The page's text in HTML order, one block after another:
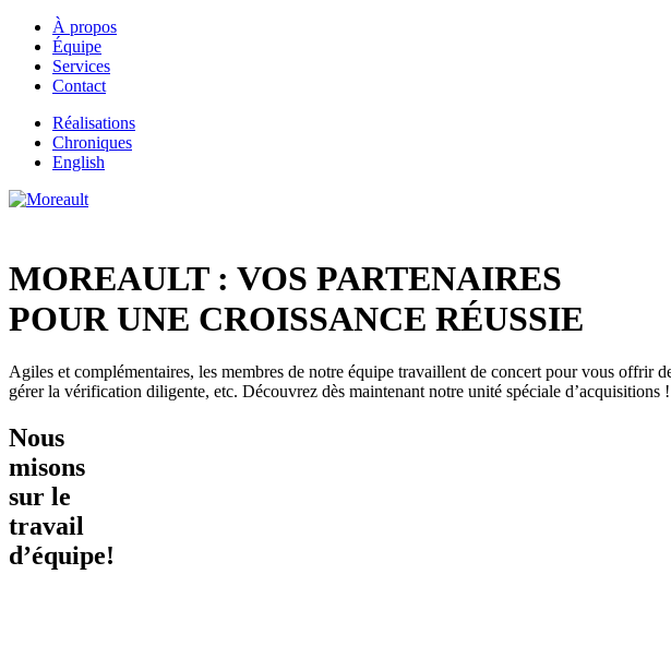
À propos
Équipe
Services
Contact
Réalisations
Chroniques
English
MOREAULT : VOS PARTENAIRES
POUR UNE CROISSANCE RÉUSSIE
Agiles et complémentaires, les membres de notre équipe travaillent de concert pour vous offrir
gérer la vérification diligente, etc. Découvrez dès maintenant notre unité spéciale d’acquisitions !
Nous
misons
sur le
travail
d’équipe!